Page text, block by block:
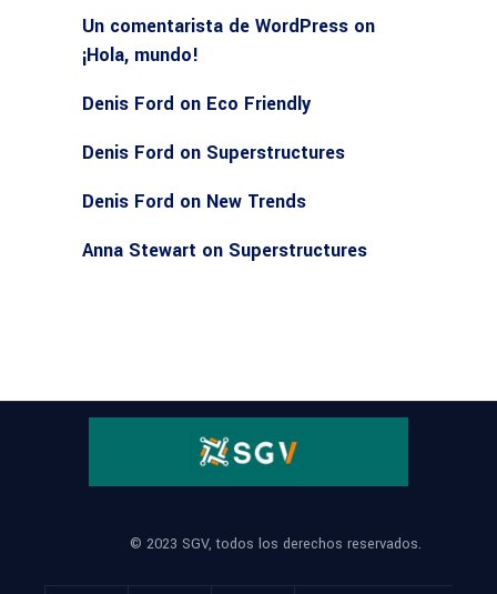
Un comentarista de WordPress on
¡Hola, mundo!
Denis Ford on Eco Friendly
Denis Ford on Superstructures
Denis Ford on New Trends
Anna Stewart on Superstructures
© 2023 SGV, todos los derechos reservados.